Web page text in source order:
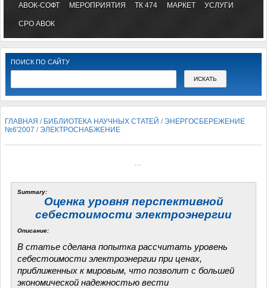
АВОК-СОФТ МЕРОПРИЯТИЯ ТК 474 МАРКЕТ УСЛУГИ
СРО АВОК
ПОИСК ПО САЙТУ
ГЛАВНАЯ / БИБЛИОТЕКА НАУЧНЫХ СТАТЕЙ /ЭНЕРГОСБЕРЕЖЕНИЕ
№6'2007 /ЭЛЕКТРОСНАБЖЕНИЕ
Summary:
Оценка уровня перспективной
себестоимости электроэнергии
Описание:
В статье сделана попытка рассчитать уровень
себестоимости электроэнергии при ценах,
приближенных к мировым, что позволит с большей
экономической надежностью вести